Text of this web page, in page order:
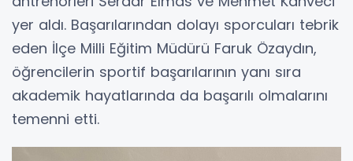
yer aldı. Başarılarından dolayı sporcuları tebrik
eden İlçe Milli Eğitim Müdürü Faruk Özaydın,
öğrencilerin sportif başarılarının yanı sıra
akademik hayatlarında da başarılı olmalarını
temenni etti.